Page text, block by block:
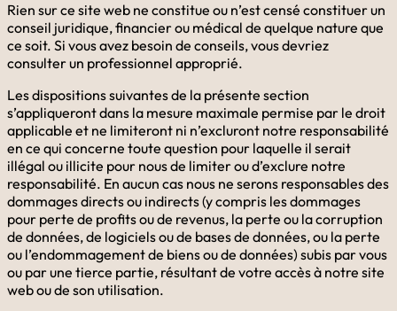
Rien sur ce site web ne constitue ou n’est censé constituer un
conseil juridique, financier ou médical de quelque nature que
ce soit. Si vous avez besoin de conseils, vous devriez
consulter un professionnel approprié.
Les dispositions suivantes de la présente section
s’appliqueront dans la mesure maximale permise par le droit
applicable et ne limiteront ni n’excluront notre responsabilité
en ce qui concerne toute question pour laquelle il serait
illégal ou illicite pour nous de limiter ou d’exclure notre
responsabilité. En aucun cas nous ne serons responsables des
dommages directs ou indirects (y compris les dommages
pour perte de profits ou de revenus, la perte ou la corruption
de données, de logiciels ou de bases de données, ou la perte
ou l’endommagement de biens ou de données) subis par vous
ou par une tierce partie, résultant de votre accès à notre site
web ou de son utilisation.